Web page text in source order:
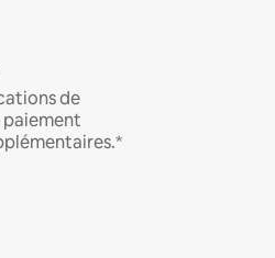
de
paiement